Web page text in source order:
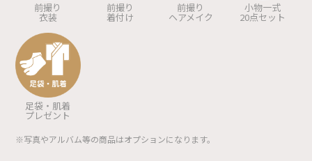
前撮り
衣装
前撮り
着付け
前撮り
ヘアメイク
小物一式
20点セット
足袋・肌着
プレゼント
※写真やアルバム等の商品はオプションになります。